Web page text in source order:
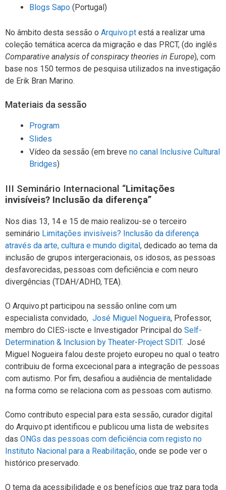
Blogs Sapo (Portugal)
No âmbito desta sessão o Arquivo.pt está a realizar uma
coleção temática acerca da migração e das PRCT, (do inglês
Comparative analysis of conspiracy theories in Europe), com
base nos 150 termos de pesquisa utilizados na investigação
de Erik Bran Marino.
Materiais da sessão
Program
Slides
Vídeo da sessão (em breve no canal Inclusive Cultural
Bridges)
III Seminário Internacional “Limitações
invisíveis? Inclusão da diferença”
Nos dias 13, 14 e 15 de maio realizou-se o terceiro
seminário Limitações invisíveis? Inclusão da diferença
através da arte, cultura e mundo digital , dedicado ao tema da
inclusão de grupos intergeracionais, os idosos, as pessoas
desfavorecidas, pessoas com deficiência e com neuro
divergências (TDAH/ADHD, TEA).
O Arquivo.pt participou na sessão online com um
especialista convidado, José Miguel Nogueira, Professor,
membro do CIES-iscte e Investigador Principal do Self-
Determination & Inclusion by Theater-Project SDIT. José
Miguel Nogueira falou deste projeto europeu no qual o teatro
contribuiu de forma excecional para a integração de pessoas
com autismo. Por fim, desafiou a audiência de mentalidade
na forma como se relaciona com as pessoas com autismo.
Como contributo especial para esta sessão, curador digital
do Arquivo.pt identificou e publicou uma lista de websites
das ONGs das pessoas com deficiência com registo no
Instituto Nacional para a Reabilitação, onde se pode ver o
histórico preservado.
O tema da acessibilidade e os benefícios que traz para toda